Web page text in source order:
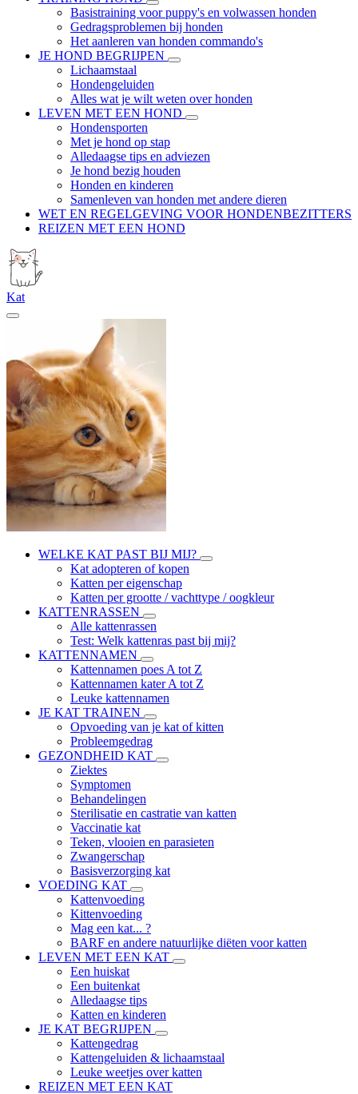
Basistraining voor puppy's en volwassen honden
Gedragsproblemen bij honden
Het aanleren van honden commando's
JE HOND BEGRIJPEN
Lichaamstaal
Hondengeluiden
Alles wat je wilt weten over honden
LEVEN MET EEN HOND
Hondensporten
Met je hond op stap
Alledaagse tips en adviezen
Je hond bezig houden
Honden en kinderen
Samenleven van honden met andere dieren
WET EN REGELGEVING VOOR HONDENBEZITTERS
REIZEN MET EEN HOND
Kat
WELKE KAT PAST BIJ MIJ?
Kat adopteren of kopen
Katten per eigenschap
Katten per grootte / vachttype / oogkleur
KATTENRASSEN
Alle kattenrassen
Test: Welk kattenras past bij mij?
KATTENNAMEN
Kattennamen poes A tot Z
Kattennamen kater A tot Z
Leuke kattennamen
JE KAT TRAINEN
Opvoeding van je kat of kitten
Probleemgedrag
GEZONDHEID KAT
Ziektes
Symptomen
Behandelingen
Sterilisatie en castratie van katten
Vaccinatie kat
Teken, vlooien en parasieten
Zwangerschap
Basisverzorging kat
VOEDING KAT
Kattenvoeding
Kittenvoeding
Mag een kat... ?
BARF en andere natuurlijke diëten voor katten
LEVEN MET EEN KAT
Een huiskat
Een buitenkat
Alledaagse tips
Katten en kinderen
JE KAT BEGRIJPEN
Kattengedrag
Kattengeluiden & lichaamstaal
Leuke weetjes over katten
REIZEN MET EEN KAT